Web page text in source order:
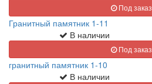
Под заказ
Гранитный памятник 1-11
В наличии
Под заказ
гранитный памятник 1-10
В наличии